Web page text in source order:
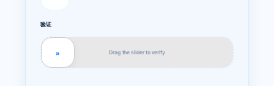
验证
Drag the slider to verify
»